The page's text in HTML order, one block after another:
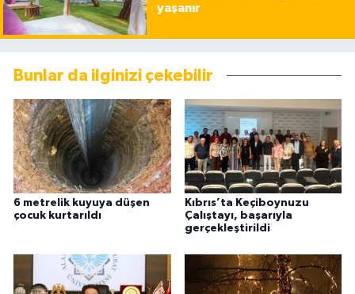
yaşanır
Bunlar da ilginizi çekebilir
6 metrelik kuyuya düşen
çocuk kurtarıldı
Kıbrıs’ta Keçiboynuzu
Çalıştayı, başarıyla
gerçekleştirildi